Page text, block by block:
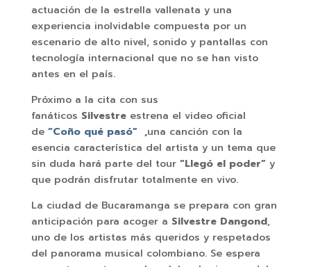
actuación de la estrella vallenata y una
experiencia inolvidable compuesta por un
escenario de alto nivel, sonido y pantallas con
tecnología internacional que no se han visto
antes en el país.
Próximo a la cita con sus
fanáticos Silvestre estrena el video oficial
de“Coño qué pasó” ,una canción con la
esencia característica del artista y un tema que
sin duda hará parte del tour “Llegó el poder”y
que podrán disfrutar totalmente en vivo.
La ciudad de Bucaramanga se prepara con gran
anticipación para acoger a Silvestre Dangond,
uno de los artistas más queridos y respetados
del panorama musical colombiano. Se espera